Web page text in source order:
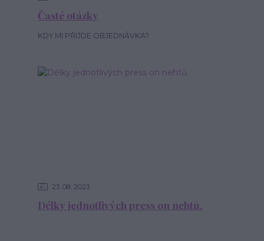
Časté otázky
KDY MI PŘIJDE OBJEDNÁVKA?
23 08 2023
Délky jednotlivých press on nehtů.